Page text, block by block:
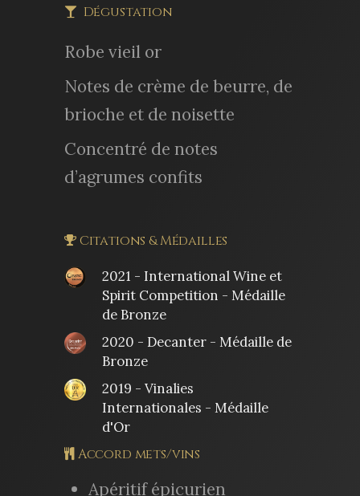
Dégustation
Robe vieil or
Notes de crème de beurre, de
brioche et de noisette
Concentré de notes
d’agrumes confits
Citations & Médailles
2021 - International Wine et
Spirit Competition - Médaille
de Bronze
2020 - Decanter - Médaille de
Bronze
2019 - Vinalies
Internationales - Médaille
d'Or
Accord mets/vins
Apéritif épicurien